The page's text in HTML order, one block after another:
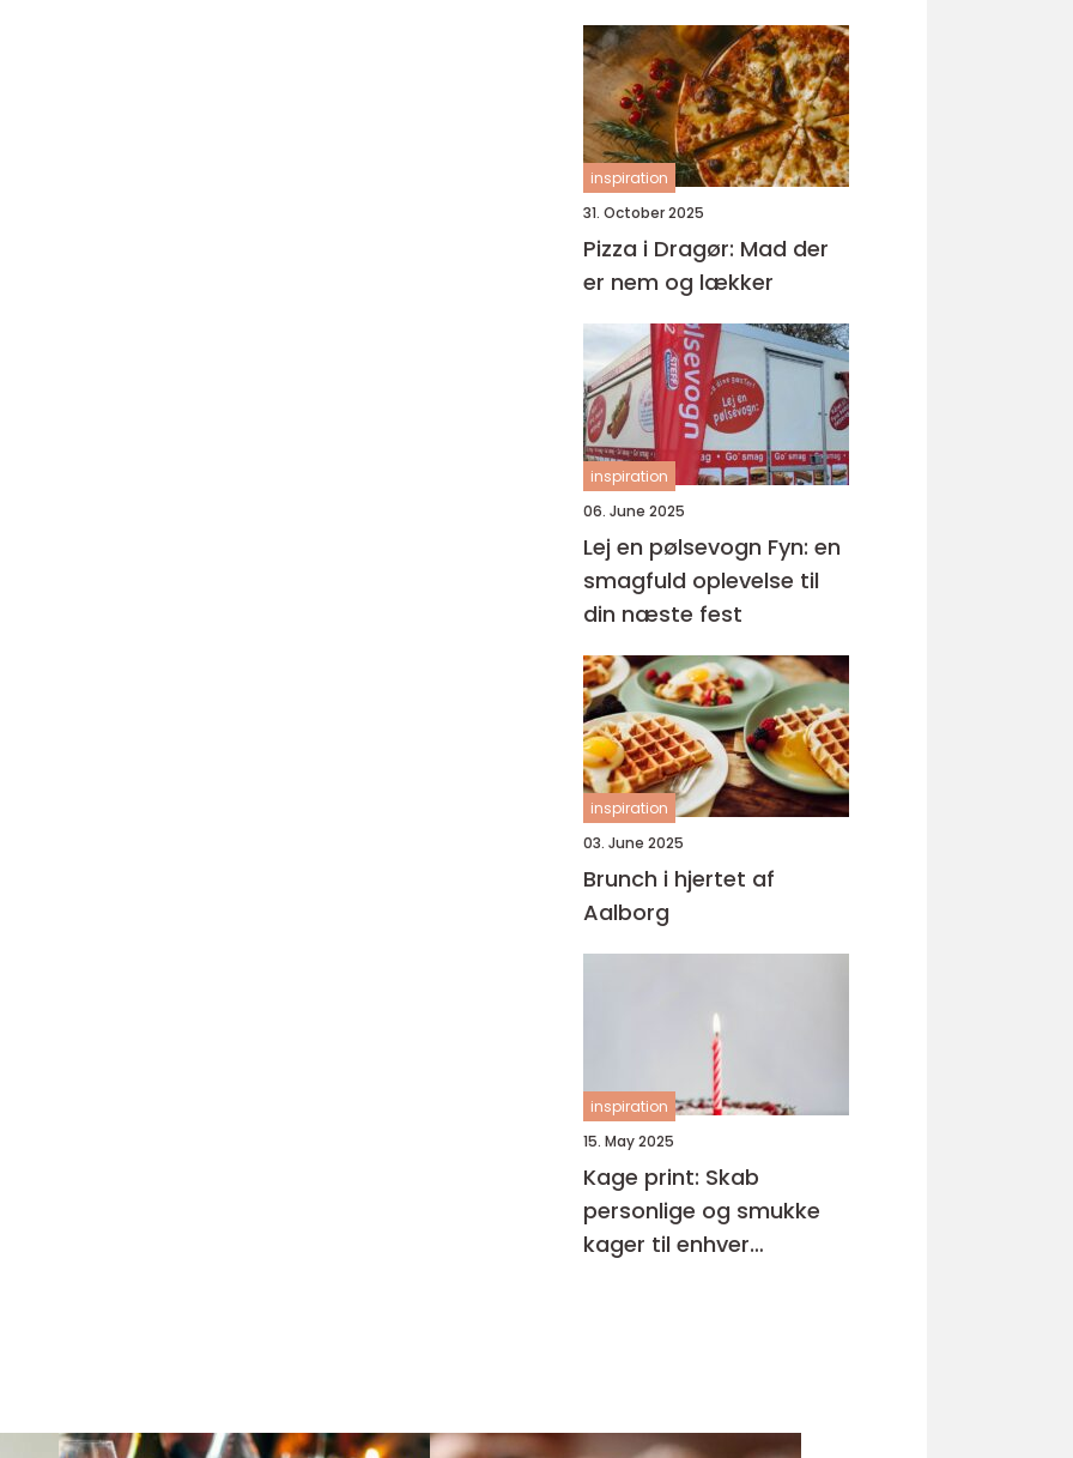
inspiration
31. October 2025
Pizza i Dragør: Mad der
er nem og lækker
inspiration
06. June 2025
Lej en pølsevogn Fyn: en
smagfuld oplevelse til
din næste fest
inspiration
03. June 2025
Brunch i hjertet af
Aalborg
inspiration
15. May 2025
Kage print: Skab
personlige og smukke
kager til enhver